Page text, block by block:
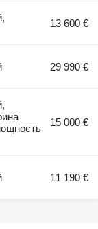
13 600 €
29 990 €
15 000 €
11 190 €